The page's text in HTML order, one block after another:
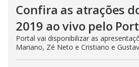
Confira as atrações
2019 ao vivo pelo
Portal vai disponibilizar as
Mariano, Zé Neto e Cristiano e